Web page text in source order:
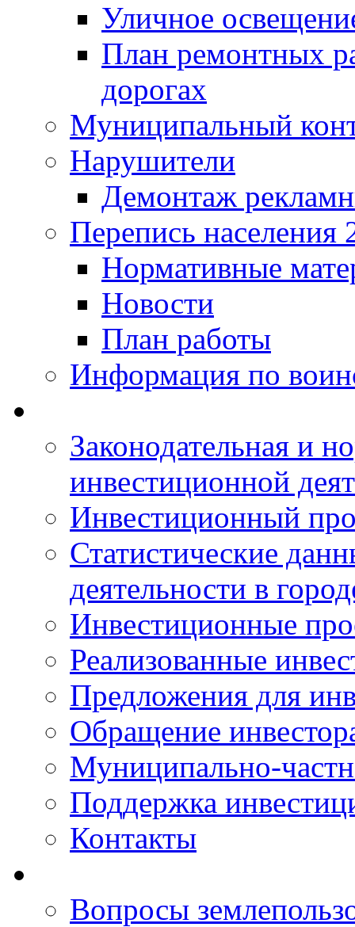
Уличное
План ремонтных
дорогах
Муниципальный
Нарушители
Демонтаж
Перепись населения
Нормативные
Новости
План работы
Информация по
Законодательная и
инвестиционной
Инвестиционный
Статистические
деятельности в
Инвестиционные
Реализованные
Предложения для
Обращение
Муниципально-
Поддержка
Контакты
Вопросы